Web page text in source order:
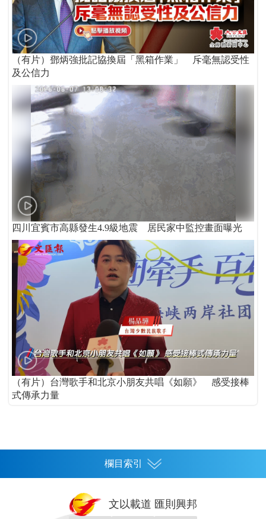
（有片）鄧炳強批記協換屆「黑箱作業」 斥毫無認受性
及公信力
四川宜賓市高縣發生4.9級地震 居民家中監控畫面曝光
（有片）台灣歌手和北京小朋友共唱《如願》 感受接棒
式傳承力量
欄目索引
文以載道 匯則興邦